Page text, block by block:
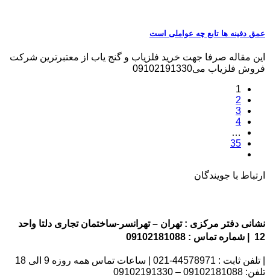
عمق دفینه ها تابع چه عواملی است
این مقاله صرفا جهت خرید فلزیاب و گنج یاب از معتبرترین شرکت
فروش فلزیاب می09102191330
1
2
3
4
…
35
ارتباط با جویندگان
نشانی دفتر مرکزی : تهران – تهرانسر-ساختمان تجاری دلتا واحد
12 | شماره تماس : 09102181088
| تلفن ثابت : 44578971-021 | ساعات تماس همه روزه 9 الی 18
تلفن: 09102181088 – 09102191330